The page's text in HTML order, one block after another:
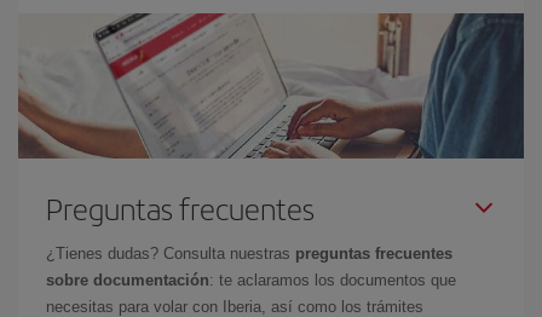
Preguntas frecuentes
¿Tienes dudas? Consulta nuestras preguntas frecuentes
sobre documentación: te aclaramos los documentos que
necesitas para volar con Iberia, así como los trámites